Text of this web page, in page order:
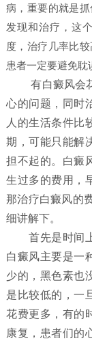
病，重要的就是
发现和治疗，这
度，治疗几率比
患者一定要避免耽
有白癜风会花
心的问题，同时
人的生活条件比
期，可能只能解
担不起的。白癜
生过多的费用，
那治疗白癜风的
细讲解下。
首先是时间上
白癜风主要是一
少的，黑色素也
是比较低的，一
花费更多，有的
康复，患者们的